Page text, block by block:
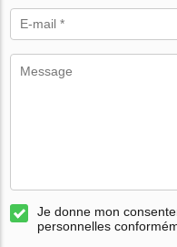
Je donne mon
personnelles